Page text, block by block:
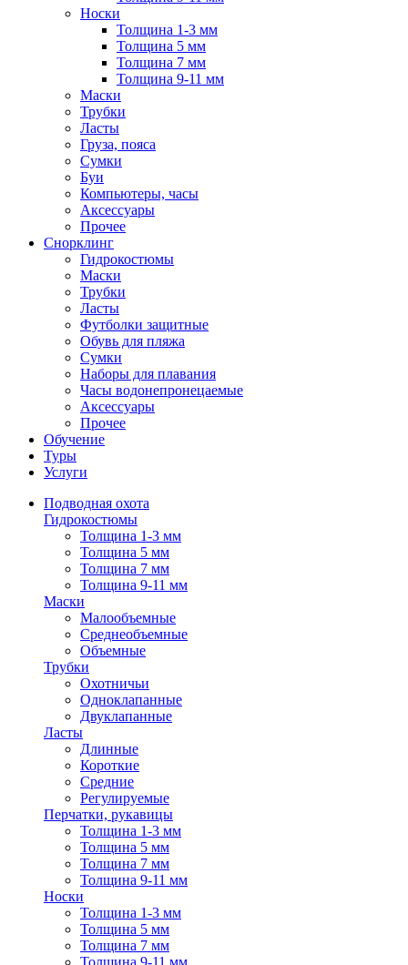
Носки
Толщина 1-3 мм
Толщина 5 мм
Толщина 7 мм
Толщина 9-11 мм
Маски
Трубки
Ласты
Груза, пояса
Сумки
Буи
Компьютеры, часы
Аксессуары
Прочее
Снорклинг
Гидрокостюмы
Маски
Трубки
Ласты
Футболки защитные
Обувь для пляжа
Сумки
Наборы для плавания
Часы водонепронецаемые
Аксессуары
Прочее
Обучение
Туры
Услуги
Подводная охота
Гидрокостюмы
Толщина 1-3 мм
Толщина 5 мм
Толщина 7 мм
Толщина 9-11 мм
Маски
Малообъемные
Среднеобъемные
Объемные
Трубки
Охотничьи
Одноклапанные
Двуклапанные
Ласты
Длинные
Короткие
Средние
Регулируемые
Перчатки, рукавицы
Толщина 1-3 мм
Толщина 5 мм
Толщина 7 мм
Толщина 9-11 мм
Носки
Толщина 1-3 мм
Толщина 5 мм
Толщина 7 мм
Толщина 9-11 мм